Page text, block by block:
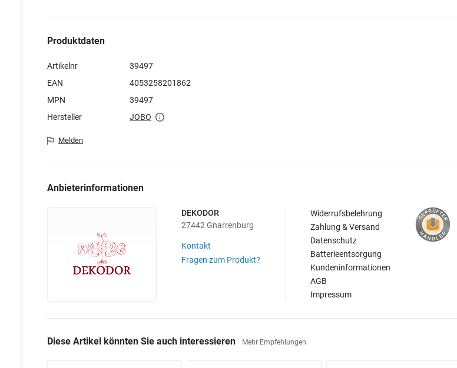
Produktdaten
Artikelnr
39497
EAN
4053258201862
MPN
39497
Hersteller
JOBO
Melden
Anbieterinformationen
DEKODOR
27442 Gnarrenburg
Kontakt
Fragen zum Produkt?
Widerrufsbelehrung
Zahlung & Versand
Datenschutz
Batterieentsorgung
Kundeninformationen
AGB
Impressum
Diese Artikel könnten Sie auch interessieren Mehr Empfehlungen